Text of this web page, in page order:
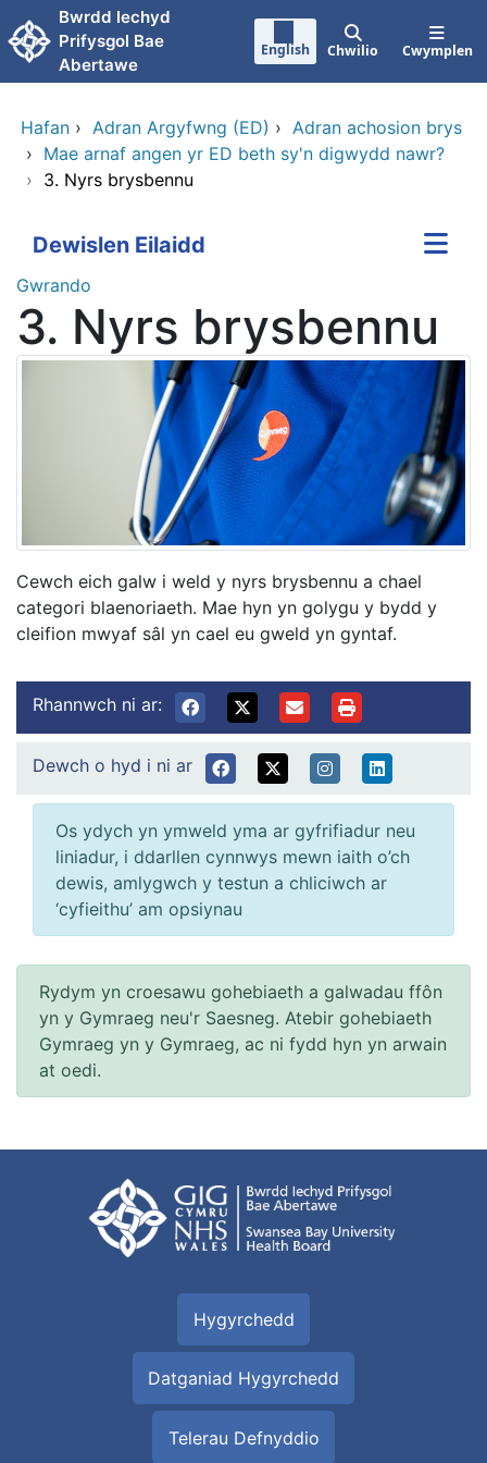
Neidio i'r prif gynnwy
Bwrdd lechyd
Prifysgol Bae
Abertawe
English Chwilio Cwymplen
Hafan › Adran Argyfwng (ED) › Adran achosion brys
› Mae arnaf angen yr ED beth sy'n digwydd nawr?
› 3. Nyrs brysbennu
Dewislen Eilaidd
Gwrando
3. Nyrs brysbennu
Cewch eich galw i weld y nyrs brysbennu a chael
categori blaenoriaeth. Mae hyn yn golygu y bydd y
cleifion mwyaf sâl yn cael eu gweld yn gyntaf.
Rhannwch ni ar:
Dewch o hyd i ni ar
Os ydych yn ymweld yma ar gyfrifiadur neu
liniadur, i ddarllen cynnwys mewn iaith o’ch
dewis, amlygwch y testun a chliciwch ar
‘cyfieithu’ am opsiynau
Rydym yn croesawu gohebiaeth a galwadau ffôn
yn y Gymraeg neu'r Saesneg. Atebir gohebiaeth
Gymraeg yn y Gymraeg, ac ni fydd hyn yn arwain
at oedi.
Hygyrchedd
Datganiad Hygyrchedd
Telerau Defnyddio